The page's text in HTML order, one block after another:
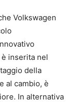
Volkswagen
è inserita nel
della
al cambio, è
In alternativa